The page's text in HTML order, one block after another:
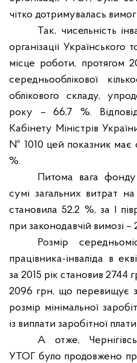
чітко дотримувалась
Так, чисельність
організації
місце роботи, протягом
середньооблікової
облікового складу,
року – 66,7 %.
Кабінету Міністрів
№ 1010 цей показник має
%.
Питома вага фонду
сумі загальних витрат
становила 52,2 %, за І
при законодавчій вимозі –
Розмір
працівника-інваліда в
за 2015 рік становив 2744
2096 грн, що перевищує
розмір мінімальної
із виплати заробітної
А отже,
УТОГ було продовжено